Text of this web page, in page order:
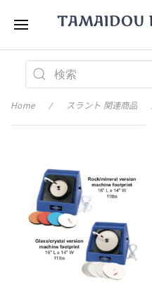
Home スラント 関連商品